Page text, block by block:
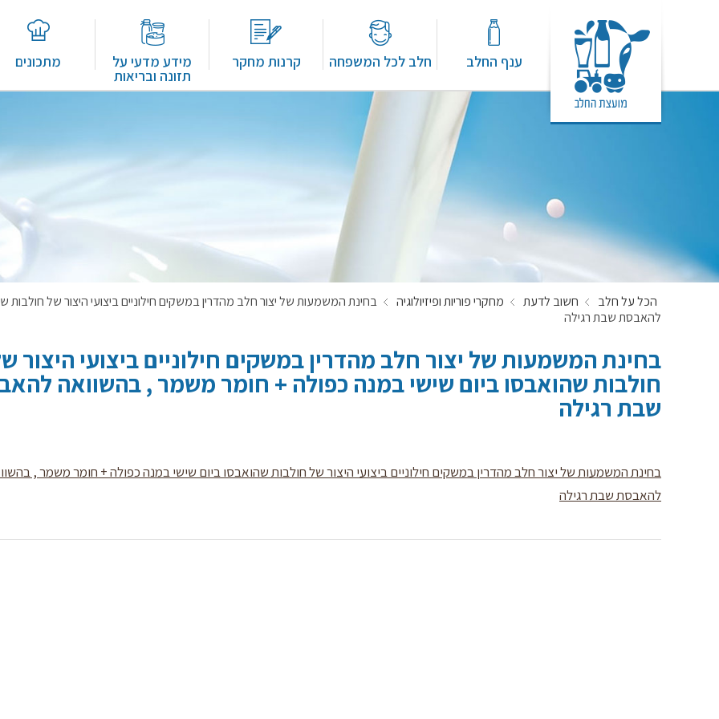
ענף החלב חלב לכל המשפחה קרנות מחקר מידע מדעי על
תזונה ובריאות
מתכונים
הכל על חלב חשוב לדעת מחקרי פוריות ופיזיולוגיה
בחינת המשמעות של יצור חלב מהדרין במשקים חילוניים ביצועי היצור של
להאבסת שבת רגילה
בחינת המשמעות של יצור חלב מהדרין במשקים חילוניים ביצועי היצור
חולבות שהואבסו ביום שישי במנה כפולה + חומר משמר , בהשוואה
שבת רגילה
בחינת המשמעות של יצור חלב מהדרין במשקים חילוניים ביצועי היצור של חולבות שהואבסו ביום שישי במנה כפולה + חומר משמר ,
להאבסת שבת רגילה